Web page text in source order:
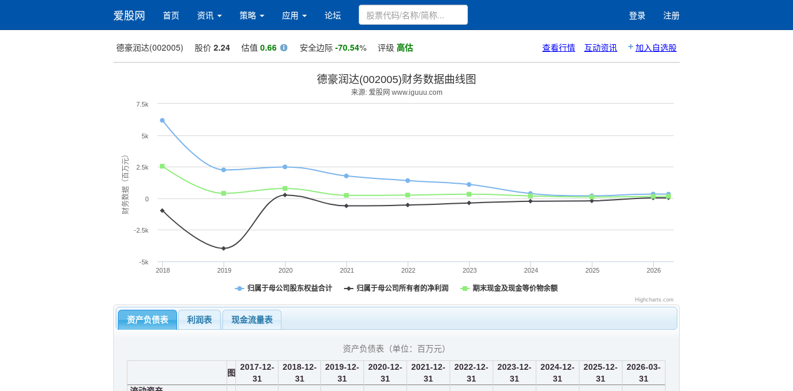
爱股网 首页 资讯 策略 应用 论坛 登录 注册
德豪润达(002005) 股价 2.24 估值 0.66 安全边际 -70.54% 评级 高估 查看行情 互动资讯 加入自选股
财务数据（百万元）
德豪润达(002005)财务数据曲线图
来源: 爱股网 www.iguuu.com
归属于母公司股东权益合计 归属于母公司所有者的净利润 期末现金及现金等价物余额
2018 2019 2020 2021 2022 2023 2024 2025 2026
-5k
-2.5k
0
2.5k
5k
7.5k
Highcharts.com
资产负债表 利润表 现金流量表
资产负债表（单位： 百万元）
图
2017-12-
31
2018-12-
31
2019-12-
31
2020-12-
31
2021-12-
31
2022-12-
31
2023-12-
31
2024-12-
31
2025-12-
31
2026-03-
31